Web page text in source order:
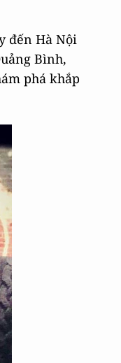
đến Hà Nội
Bình,
phá khắp